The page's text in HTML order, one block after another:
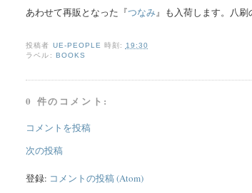
あわせて再販となった『つなみ』も入荷します。八刷
投稿者 UE-PEOPLE 時刻:
19:30
ラベル: BOOKS
0 件のコメント:
コメントを投稿
次の投稿
登録: コメントの投稿 (Atom)